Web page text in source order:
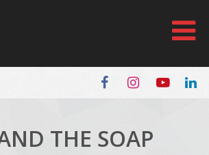
cookies
THE SOAP